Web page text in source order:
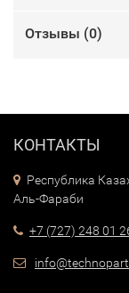
Отзывы (0)
КОНТАКТЫ
Республика
Аль-Фараби
+7 (727) 248 01